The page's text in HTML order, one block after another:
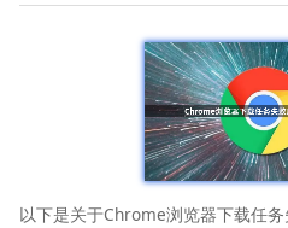
以下是关于Chrome浏览器下载任